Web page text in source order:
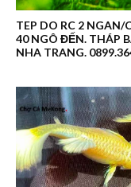
TEP DO RC 2 NGAN/
40 NGÔ ĐẾN. THÁP
NHA TRANG.